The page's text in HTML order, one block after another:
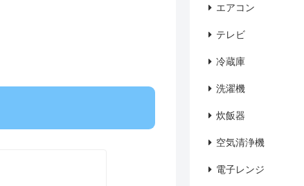
エアコン
テレビ
冷蔵庫
洗濯機
炊飯器
空気清浄機
電子レンジ